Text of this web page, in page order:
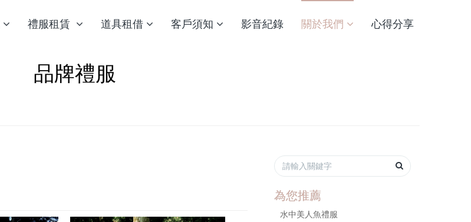
禮服租賃 道具租借 客戶須知 影音紀錄 關於我們 心得分享
品牌禮服
為您推薦
水中美人魚禮服